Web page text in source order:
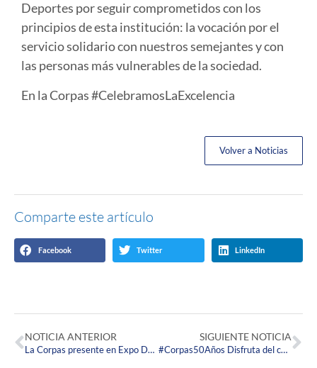
Deportes por seguir comprometidos con los
principios de esta institución: la vocación por el
servicio solidario con nuestros semejantes y con
las personas más vulnerables de la sociedad.
En la Corpas #CelebramosLaExcelencia
Volver a Noticias
Comparte este artículo
Facebook Twitter LinkedIn
NOTICIA ANTERIOR
La Corpas presente en Expo Dubai 2020.
SIGUIENTE NOTICIA
#Corpas50Años Disfruta del capítulo dedicado a la Corpas en el libro: Goodwill de grandes empresas en Colombia.